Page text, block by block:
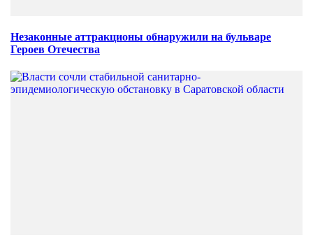
Незаконные аттракционы обнаружили на бульваре
Героев Отечества